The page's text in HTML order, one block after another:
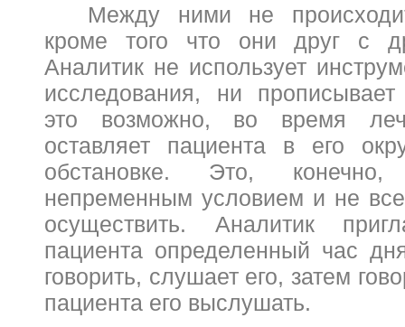
Между ними не
кроме того что они друг с
Аналитик не использует
исследования, ни
это возможно, во время
оставляет пациента в его
обстановке. Это,
непременным условием и не
осуществить. Аналитик
пациента определенный час
говорить, слушает его, затем
пациента его выслушать.